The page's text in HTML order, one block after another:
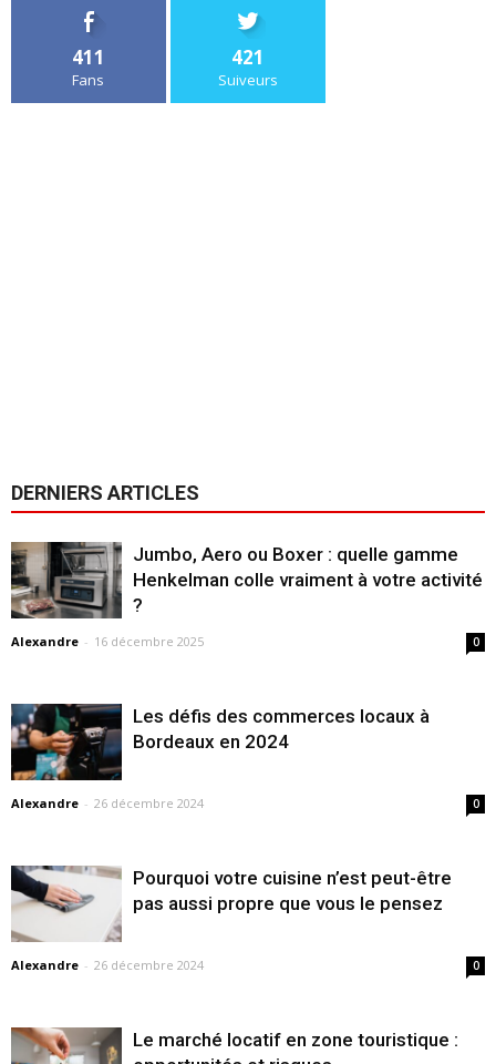
411
Fans
421
Suiveurs
DERNIERS ARTICLES
Jumbo, Aero ou Boxer : quelle gamme
Henkelman colle vraiment à votre activité
?
Alexandre - 16 décembre 2025 0
Les défis des commerces locaux à
Bordeaux en 2024
Alexandre - 26 décembre 2024 0
Pourquoi votre cuisine n’est peut-être
pas aussi propre que vous le pensez
Alexandre - 26 décembre 2024 0
Le marché locatif en zone touristique :